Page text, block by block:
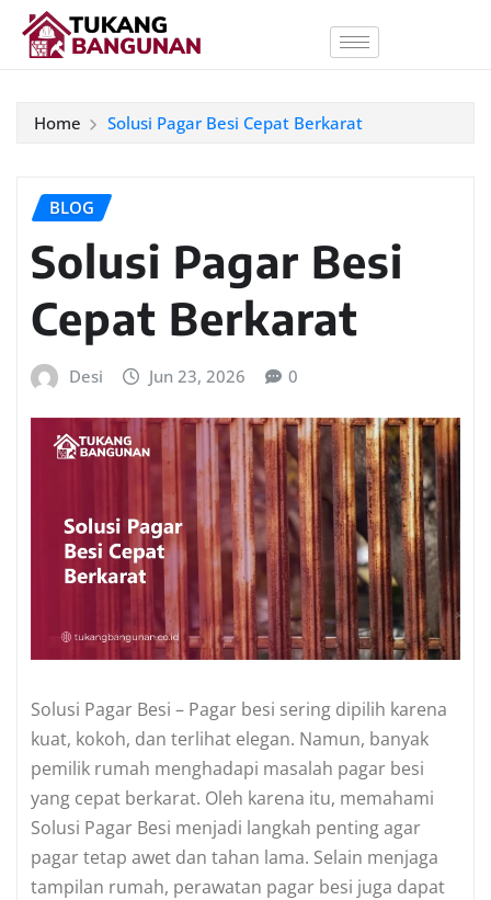
Home Solusi Pagar Besi Cepat Berkarat
BLOG
Solusi Pagar Besi
Cepat Berkarat
Desi Jun 23, 2026 0
Solusi Pagar Besi – Pagar besi sering dipilih karena
kuat, kokoh, dan terlihat elegan. Namun, banyak
pemilik rumah menghadapi masalah pagar besi
yang cepat berkarat. Oleh karena itu, memahami
Solusi Pagar Besi menjadi langkah penting agar
pagar tetap awet dan tahan lama. Selain menjaga
tampilan rumah, perawatan pagar besi juga dapat